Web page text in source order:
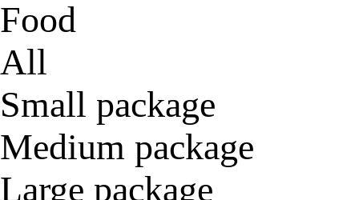
Food
All
Small package
Medium package
Large package